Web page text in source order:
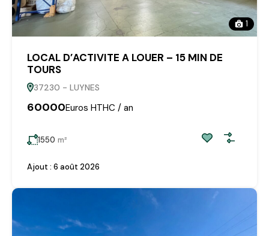
1
LOCAL D’ACTIVITE A LOUER – 15 MIN DE
TOURS
37230 - LUYNES
60000Euros HTHC / an
1550 m²
Ajout : 6 août 2026